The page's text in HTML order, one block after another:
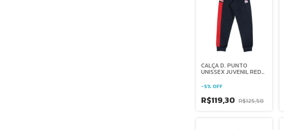
CALÇA D. PUNTO
UNISSEX JUVENIL REDE
-5% OFF
R$119,30 R$125,58